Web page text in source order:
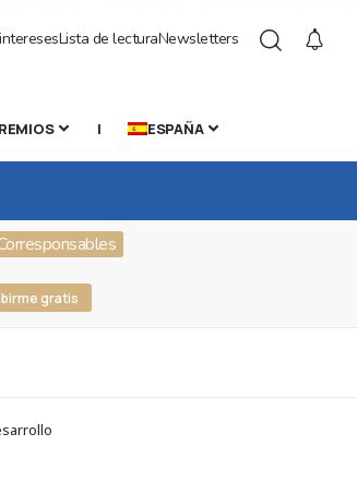
Lista de lecturaNewsletters
| ESPAÑA
gratis